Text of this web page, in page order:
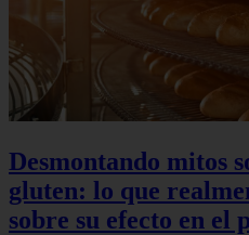
Desmontando mitos
gluten: lo que
sobre su efecto en el